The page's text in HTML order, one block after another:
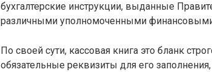
бухгалтерские инструкции, выданные
различными уполномоченными
По своей сути, кассовая книга это бланк
обязательные реквизиты для его